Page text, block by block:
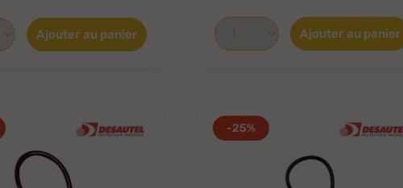
Ajouter au panier Ajouter au panier
-25%